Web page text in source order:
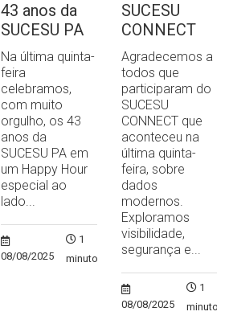
43 anos da
SUCESU PA
Na última quinta-
feira
celebramos,
com muito
orgulho, os 43
anos da
SUCESU PA em
um Happy Hour
especial ao
lado...
08/08/2025
1
minuto
SUCESU
CONNECT
Agradecemos a
todos que
participaram do
SUCESU
CONNECT que
aconteceu na
última quinta-
feira, sobre
dados
modernos.
Exploramos
visibilidade,
segurança e...
08/08/2025
1
minuto